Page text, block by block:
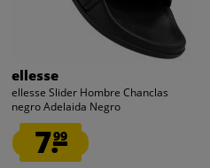
ellesse
ellesse Slider Hombre Chanclas
negro Adelaida Negro
7.99